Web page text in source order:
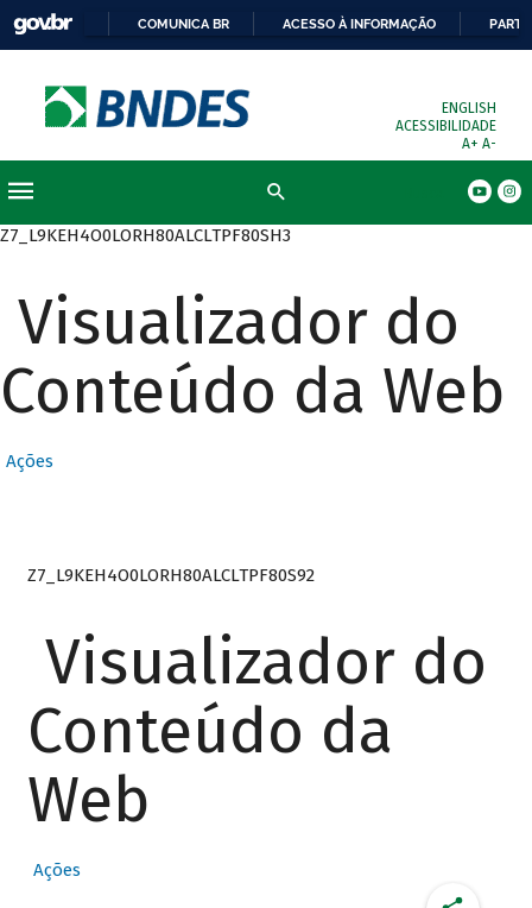
COMUNICA BR ACESSO À INFORMAÇÃO
ENGLISH
ACESSIBILIDADE
A+ A-
Z7_L9KEH4O0LORH80ALCLTPF80SH3
Visualizador do
Conteúdo da Web
Ações
Z7_L9KEH4O0LORH80ALCLTPF80S92
Visualizador do
Conteúdo da
Web
Ações